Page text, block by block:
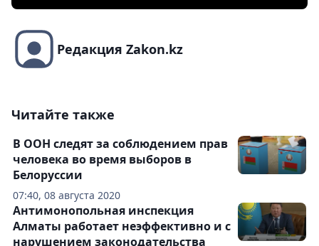
Редакция Zakon.kz
Читайте также
07:40, 08 августа 2020
В ООН следят за соблюдением прав
человека во время выборов в
Белоруссии
Антимонопольная инспекция
Алматы работает неэффективно и с
нарушением законодательства